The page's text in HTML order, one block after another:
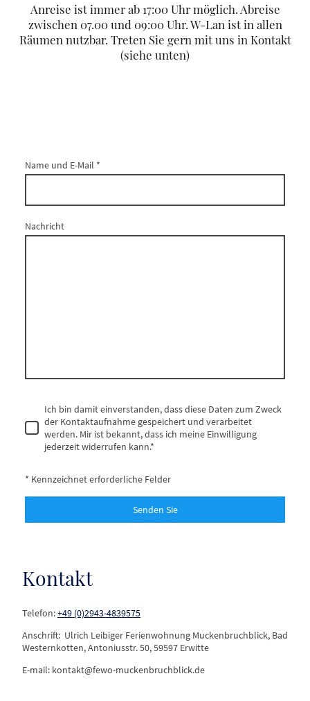
Anreise ist immer ab 17:00 Uhr möglich. Abreise
zwischen 07.00 und 09:00 Uhr. W-Lan ist in allen
Räumen nutzbar. Treten Sie gern mit uns in Kontakt
(siehe unten)
Name und E-Mail *
Nachricht
Ich bin damit einverstanden, dass diese Daten zum Zweck
der Kontaktaufnahme gespeichert und verarbeitet
werden. Mir ist bekannt, dass ich meine Einwilligung
jederzeit widerrufen kann.*
* Kennzeichnet erforderliche Felder
Senden Sie
Kontakt
Telefon:+49 (0)2943-4839575
Anschrift: Ulrich Leibiger Ferienwohnung Muckenbruchblick, Bad
Westernkotten, Antoniusstr. 50, 59597 Erwitte
E-mail: kontakt@fewo-muckenbruchblick.de